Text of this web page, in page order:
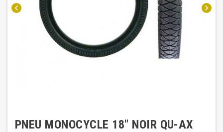
chevron_left chevron_right
PNEU MONOCYCLE 18" NOIR QU-AX